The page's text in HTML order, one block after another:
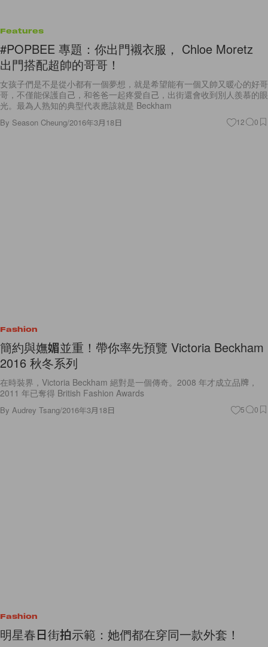
Features
#POPBEE 專題：你出門襯衣服， Chloe Moretz
出門搭配超帥的哥哥！
女孩子們是不是從小都有一個夢想，就是希望能有一個又帥又暖心的好哥
哥，不僅能保護自己，和爸爸一起疼愛自己，出街還會收到別人羨慕的眼
光。最為人熟知的典型代表應該就是 Beckham
By Season Cheung/2016年3月18日 12 0
Fashion
簡約與嫵媚並重！帶你率先預覽 Victoria Beckham
2016 秋冬系列
在時裝界，Victoria Beckham 絕對是一個傳奇。2008 年才成立品牌，
2011 年已奪得 British Fashion Awards
By Audrey Tsang/2016年3月18日 5 0
Fashion
明星春日街拍示範：她們都在穿同一款外套！